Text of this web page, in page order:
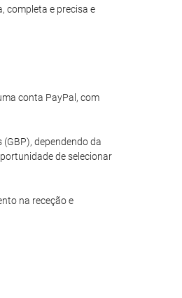
completa e precisa e
conta PayPal, com
dependendo da
de selecionar
na receção e